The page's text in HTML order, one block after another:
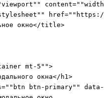
окно</title>
mt-5"">
окна</h1>
btn-primary""